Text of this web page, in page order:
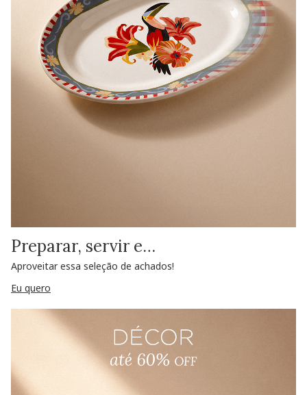
Preparar, servir e…
Aproveitar essa seleção de achados!
Eu quero